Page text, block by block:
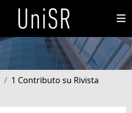
1 Contributo su Rivista